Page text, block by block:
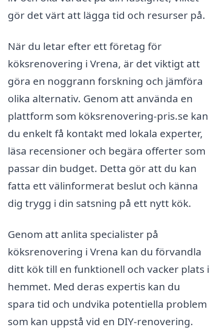
gör det värt att lägga tid och resurser på.
När du letar efter ett företag för
köksrenovering i Vrena, är det viktigt att
göra en noggrann forskning och jämföra
olika alternativ. Genom att använda en
plattform som köksrenovering-pris.se kan
du enkelt få kontakt med lokala experter,
läsa recensioner och begära offerter som
passar din budget. Detta gör att du kan
fatta ett välinformerat beslut och känna
dig trygg i din satsning på ett nytt kök.
Genom att anlita specialister på
köksrenovering i Vrena kan du förvandla
ditt kök till en funktionell och vacker plats i
hemmet. Med deras expertis kan du
spara tid och undvika potentiella problem
som kan uppstå vid en DIY-renovering.